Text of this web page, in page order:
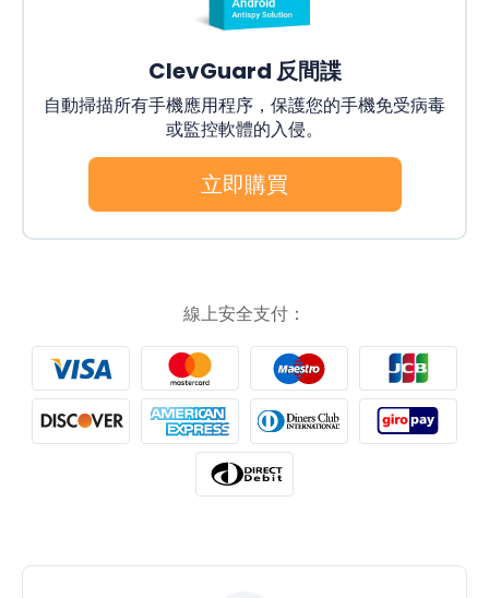
ClevGuard 反間諜
自動掃描所有手機應用程序，保護您的手機免受病毒
或監控軟體的入侵。
立即購買
線上安全支付：